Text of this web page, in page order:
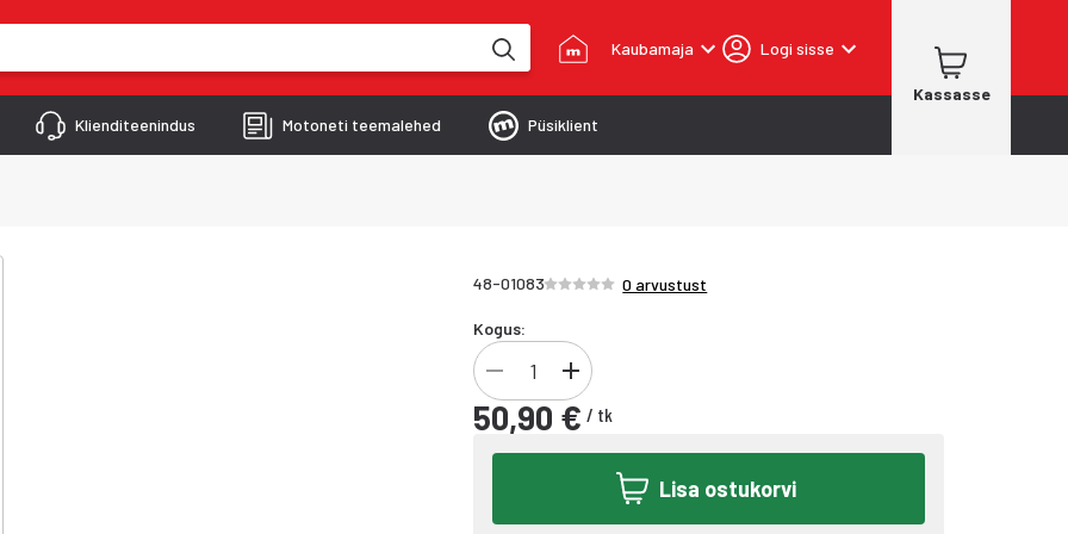
Kaubamaja Logi sisse
Kassasse
Klienditeenindus Motoneti teemalehed Püsiklient
48-01083Hinnang /5 tähte
0 arvustust
Kogus:
50,90 € / tk
Lisa ostukorvi